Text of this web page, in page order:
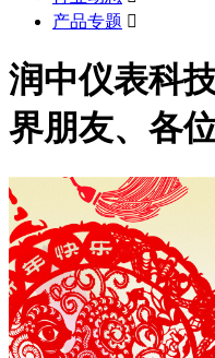
产品专题 
润中仪表科
界朋友、各